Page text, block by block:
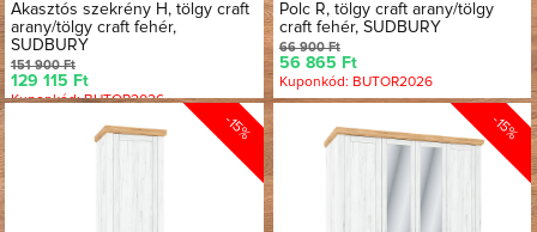
Akasztós szekrény H, tölgy craft
arany/tölgy craft fehér,
SUDBURY
151 900 Ft
129 115 Ft
Kuponkód: BUTOR2026
Polc R, tölgy craft arany/tölgy
craft fehér, SUDBURY
66 900 Ft
56 865 Ft
Kuponkód: BUTOR2026
-15% -15%